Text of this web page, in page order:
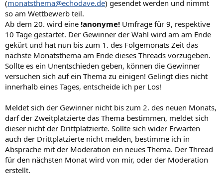
(monatsthema@echodave.de) gesendet werden und nimmt
so am Wettbewerb teil.
Ab dem 20. wird eine !anonyme! Umfrage für 9, respektive
10 Tage gestartet. Der Gewinner der Wahl wird am am Ende
gekürt und hat nun bis zum 1. des Folgemonats Zeit das
nächste Monatsthema am Ende dieses Threads vorzugeben.
Sollte es ein Unentschieden geben, können die Gewinner
versuchen sich auf ein Thema zu einigen! Gelingt dies nicht
innerhalb eines Tages, entscheide ich per Los!
Meldet sich der Gewinner nicht bis zum 2. des neuen Monats,
darf der Zweitplatzierte das Thema bestimmen, meldet sich
dieser nicht der Drittplatzierte. Sollte sich wider Erwarten
auch der Drittplatzierte nicht melden, bestimme ich in
Absprache mit der Moderation ein neues Thema. Der Thread
für den nächsten Monat wird von mir, oder der Moderation
erstellt.